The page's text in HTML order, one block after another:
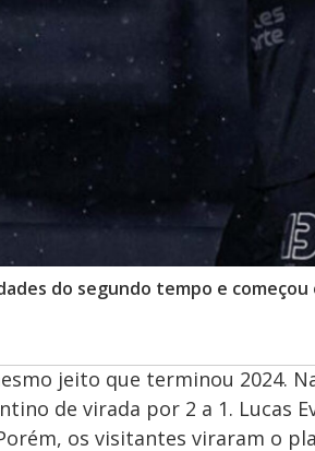
do segundo tempo e começou
jeito que terminou 2024.
de virada por 2 a 1. Lucas
os visitantes viraram o